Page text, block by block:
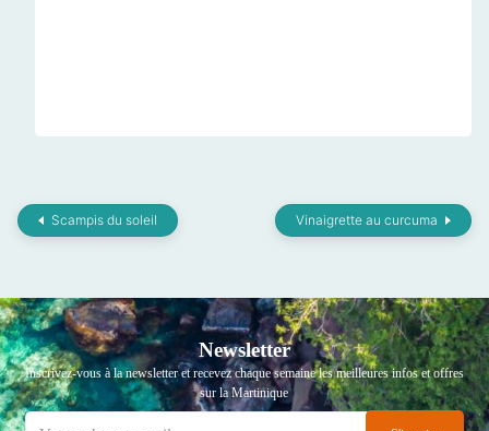
Scampis du soleil Vinaigrette au curcuma
Newsletter
Inscrivez-vous à la newsletter et recevez chaque semaine les meilleures infos et offres
sur la Martinique